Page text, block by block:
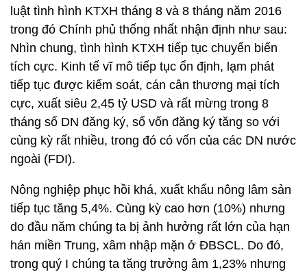
luật tình hình KTXH tháng 8 và 8 tháng năm 2016
trong đó Chính phủ thống nhất nhận định như sau:
Nhìn chung, tình hình KTXH tiếp tục chuyển biến
tích cực. Kinh tế vĩ mô tiếp tục ổn định, lạm phát
tiếp tục được kiểm soát, cán cân thương mại tích
cực, xuất siêu 2,45 tỷ USD và rất mừng trong 8
tháng số DN đăng ký, số vốn đăng ký tăng so với
cùng kỳ rất nhiều, trong đó có vốn của các DN nước
ngoài (FDI).
Nông nghiệp phục hồi khá, xuất khẩu nông lâm sản
tiếp tục tăng 5,4%. Cùng kỳ cao hơn (10%) nhưng
do đầu năm chúng ta bị ảnh hưởng rất lớn của hạn
hán miền Trung, xâm nhập mặn ở ĐBSCL. Do đó,
trong quý I chúng ta tăng trưởng âm 1,23% nhưng